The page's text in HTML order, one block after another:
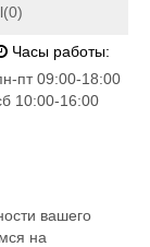
Часы работы:
пт 09:00-18:00
10:00-16:00
вашего
на